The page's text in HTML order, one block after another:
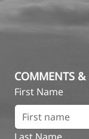
COMMENTS &
First Name